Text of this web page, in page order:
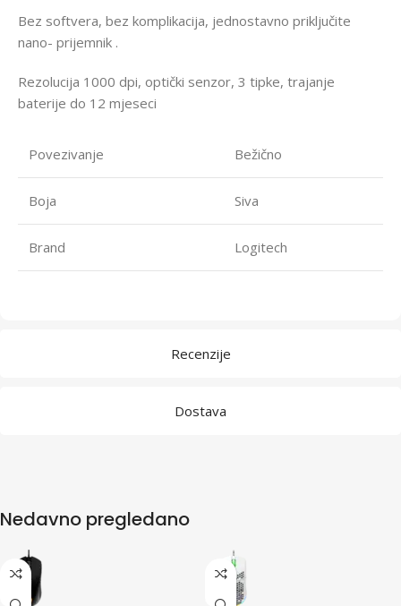
Recenzije
Dostava
Bez softvera, bez komplikacija, jednostavno priključite
nano- prijemnik .
Rezolucija 1000 dpi, optički senzor, 3 tipke, trajanje
baterije do 12 mjeseci
Povezivanje Bežično
Boja Siva
Brand Logitech
Nedavno pregledano